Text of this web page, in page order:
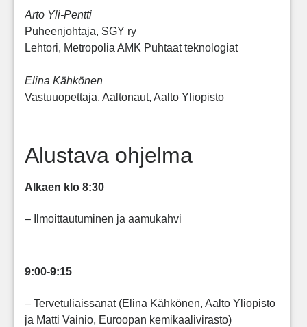
Arto Yli-Pentti
Puheenjohtaja, SGY ry
Lehtori, Metropolia AMK Puhtaat teknologiat
Elina Kähkönen
Vastuuopettaja, Aaltonaut, Aalto Yliopisto
Alustava ohjelma
Alkaen klo 8:30
– Ilmoittautuminen ja aamukahvi
9:00-9:15
– Tervetuliaissanat (Elina Kähkönen, Aalto Yliopisto
ja Matti Vainio, Euroopan kemikaalivirasto)